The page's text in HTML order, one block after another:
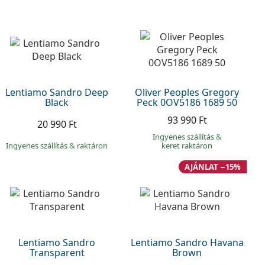
Lentiamo Sandro Deep
Black
20 990 Ft
Ingyenes szállítás& raktáron
Oliver Peoples Gregory
Peck 0OV5186 1689 50
93 990 Ft
Ingyenes szállítás&
keret raktáron
Lentiamo Sandro
Transparent
Lentiamo Sandro Havana
Brown
AJÁNLAT −15%